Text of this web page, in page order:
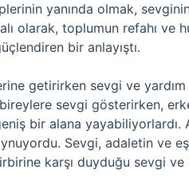
yanında olmak,
olarak, toplumun refahı ve
bir anlayıştı.
getirirken sevgi ve yardım
sevgi gösterirken,
bir alana yayabiliyorlardı.
Sevgi, adaletin ve
karşı duyduğu sevgi ve